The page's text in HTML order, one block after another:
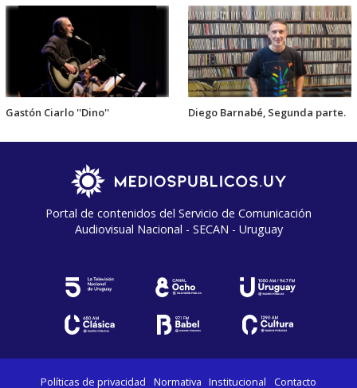
Gastón Ciarlo ''Dino'' Diego Barnabé, Segunda parte.
Portal de contenidos del Servicio de Comunicación
Audiovisual Nacional - SECAN - Uruguay
Políticas de privacidad Normativa Institucional Contacto